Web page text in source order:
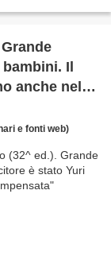
Il
anche nella
e fonti web)